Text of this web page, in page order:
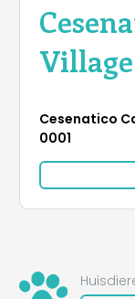
Village
Cesenatico
0001